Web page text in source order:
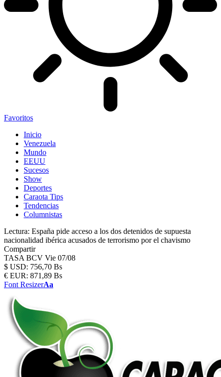
Favoritos
Inicio
Venezuela
Mundo
EEUU
Sucesos
Show
Deportes
Caraota Tips
Tendencias
Columnistas
Lectura: España pide acceso a los dos detenidos de supuesta
nacionalidad ibérica acusados de terrorismo por el chavismo
Compartir
TASA BCV Vie 07/08
$ USD: 756,70 Bs
€ EUR: 871,89 Bs
Font ResizerAa